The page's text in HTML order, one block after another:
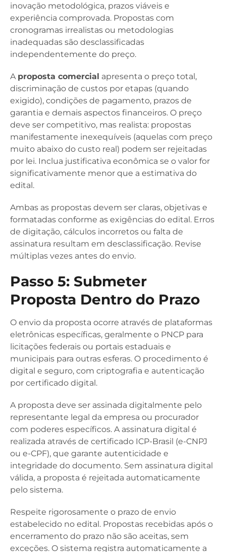
inovação metodológica, prazos viáveis e
experiência comprovada. Propostas com
cronogramas irrealistas ou metodologias
inadequadas são desclassificadas
independentemente do preço.
A proposta comercial apresenta o preço total,
discriminação de custos por etapas (quando
exigido), condições de pagamento, prazos de
garantia e demais aspectos financeiros. O preço
deve ser competitivo, mas realista: propostas
manifestamente inexequíveis (aquelas com preço
muito abaixo do custo real) podem ser rejeitadas
por lei. Inclua justificativa econômica se o valor for
significativamente menor que a estimativa do
edital.
Ambas as propostas devem ser claras, objetivas e
formatadas conforme as exigências do edital. Erros
de digitação, cálculos incorretos ou falta de
assinatura resultam em desclassificação. Revise
múltiplas vezes antes do envio.
Passo 5: Submeter
Proposta Dentro do Prazo
O envio da proposta ocorre através de plataformas
eletrônicas específicas, geralmente o PNCP para
licitações federais ou portais estaduais e
municipais para outras esferas. O procedimento é
digital e seguro, com criptografia e autenticação
por certificado digital.
A proposta deve ser assinada digitalmente pelo
representante legal da empresa ou procurador
com poderes específicos. A assinatura digital é
realizada através de certificado ICP-Brasil (e-CNPJ
ou e-CPF), que garante autenticidade e
integridade do documento. Sem assinatura digital
válida, a proposta é rejeitada automaticamente
pelo sistema.
Respeite rigorosamente o prazo de envio
estabelecido no edital. Propostas recebidas após o
encerramento do prazo não são aceitas, sem
exceções. O sistema registra automaticamente a